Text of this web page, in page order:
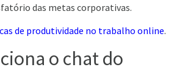
das metas corporativas.
de produtividade no trabalho online.
o chat do